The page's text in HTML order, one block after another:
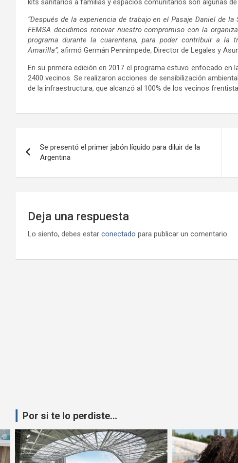
kits sanitarios a familias y espacios comunitarios son algunas
“Después de la experiencia de trabajo en el Pasaje Daniel de
FEMSA decidimos renovar nuestro compromiso con la
programa durante la cuarentena, para poder contribuir a la
Amarilla”, afirmó Germán Pennimpede, Director de Legales y
En su primera edición en 2017 el programa estuvo enfocado en
2400 vecinos. Se realizaron acciones de sensibilización
de la infraestructura, que alcanzó al 100% de los vecinos
de
entradas
Se presentó el primer jabón líquido para diluir de la
Argentina
Deja una respuesta
Lo siento, debes estar conectado para publicar un comentario.
Por si te lo perdiste...